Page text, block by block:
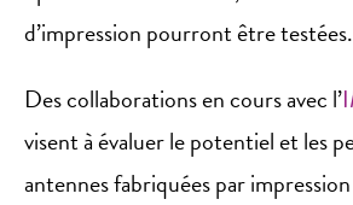
d’impression pourront être testées.
Des collaborations en cours avec l’
visent à évaluer le potentiel et les
antennes fabriquées par